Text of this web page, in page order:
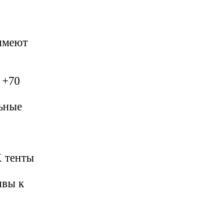
+70
тенты
к